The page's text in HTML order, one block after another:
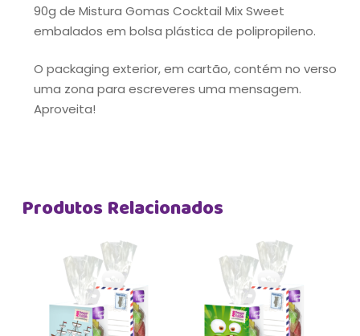
90g de Mistura Gomas Cocktail Mix Sweet
embalados em bolsa plástica de polipropileno.
O packaging exterior, em cartão, contém no verso
uma zona para escreveres uma mensagem.
Aproveita!
Produtos Relacionados